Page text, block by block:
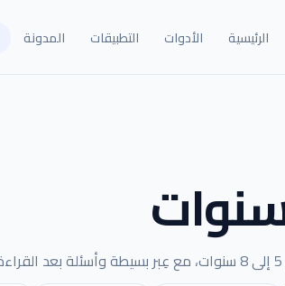
الرئيسية الأدوات التطبيقات المدونة